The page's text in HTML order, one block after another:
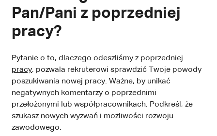
Pan/Pani z poprzedniej
pracy?
Pytanie o to, dlaczego odeszliśmy z poprzedniej
pracy, pozwala rekruterowi sprawdzić Twoje powody
poszukiwania nowej pracy. Ważne, by unikać
negatywnych komentarzy o poprzednimi
przełożonymi lub współpracownikach. Podkreśl, że
szukasz nowych wyzwań i możliwości rozwoju
zawodowego.